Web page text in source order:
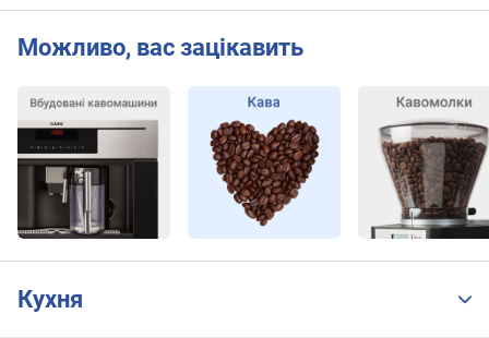
Можливо, вас зацікавить
Кухня